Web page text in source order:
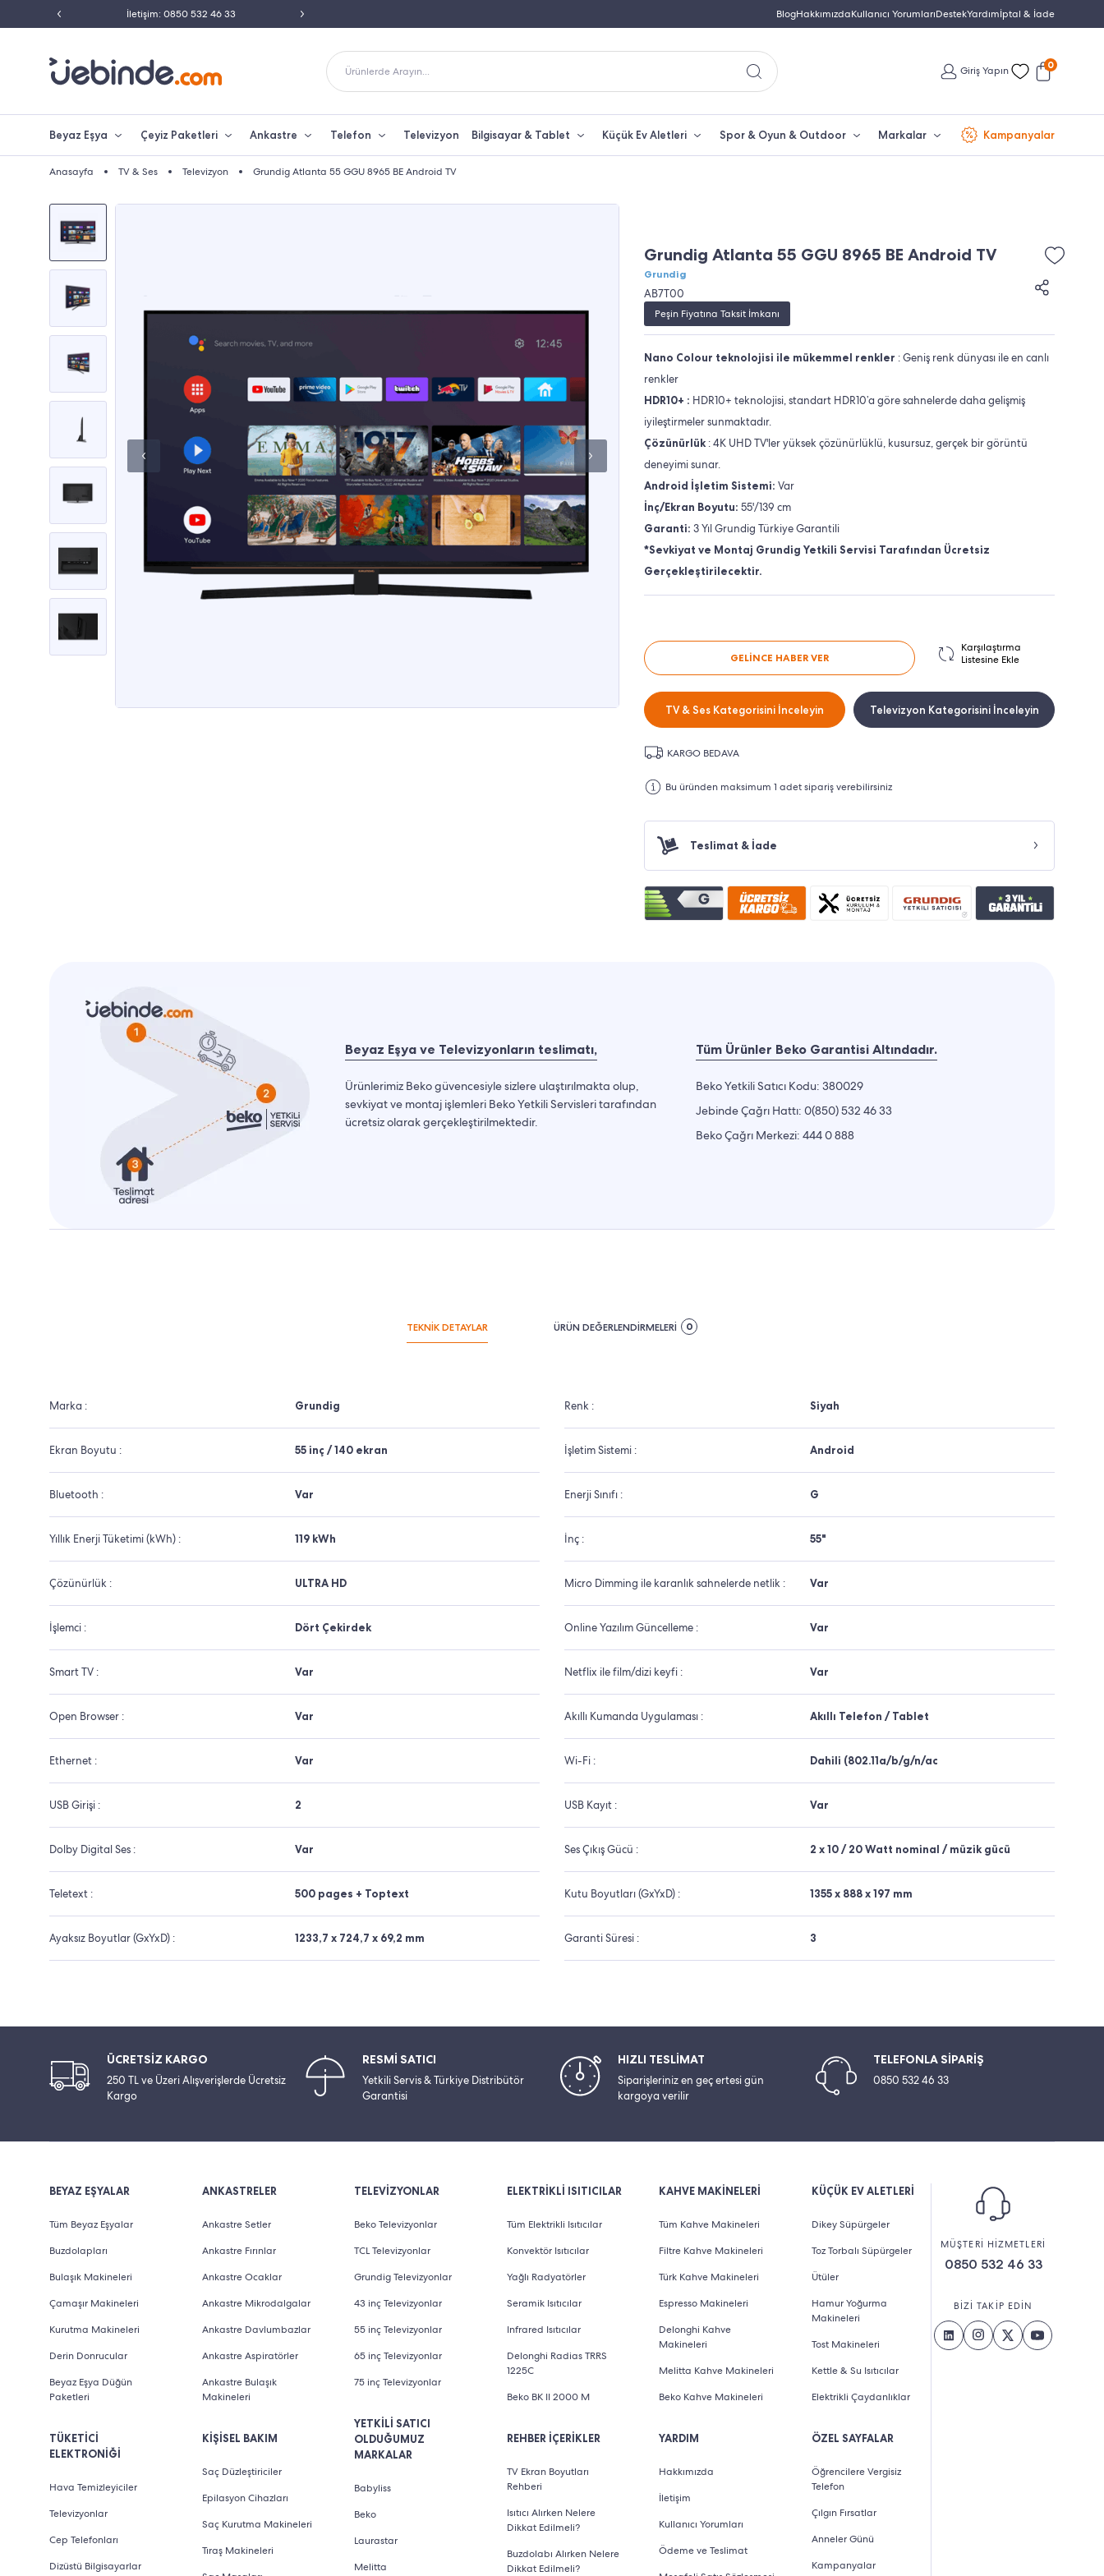
İletişim: 0850 532 46 33 Yetkili Servis & Türkiye Distribütör Garantisi Türkiye'nin En Büyük Beko
BlogHakkımızdaKullanıcı YorumlarıDestekYardımİptal & İade
Ürünlerde Arayın... Giriş Yapın 0
Beyaz Eşya Çeyiz Paketleri Ankastre Telefon Televizyon Bilgisayar & Tablet Küçük Ev Aletleri Spor & Oyun & Outdoor Markalar Kampanyalar
Anasayfa TV & Ses Televizyon Grundig Atlanta 55 GGU 8965 BE Android TV
Grundig Atlanta 55 GGU 8965 BE Android TV
Grundig
AB7T00
Peşin Fiyatına Taksit İmkanı
Nano Colour teknolojisi ile mükemmel renkler : Geniş renk dünyası ile en canlı
renkler
HDR10+ : HDR10+ teknolojisi, standart HDR10’a göre sahnelerde daha gelişmiş
iyileştirmeler sunmaktadır.
Çözünürlük: 4K UHD TV'ler yüksek çözünürlüklü, kusursuz, gerçek bir görüntü
deneyimi sunar.
Android İşletim Sistemi: Var
İnç/Ekran Boyutu: 55'/139 cm
Garanti: 3 Yıl Grundig Türkiye Garantili
*Sevkiyat ve Montaj Grundig Yetkili Servisi Tarafından Ücretsiz
Gerçekleştirilecektir.
GELİNCE HABER VER
Karşılaştırma
Listesine Ekle
TV & Ses Kategorisini İnceleyin Televizyon Kategorisini İnceleyin
KARGO BEDAVA
Bu üründen maksimum 1 adet sipariş verebilirsiniz
Teslimat & İade
Beyaz Eşya ve Televizyonların teslimatı,
Ürünlerimiz Beko güvencesiyle sizlere ulaştırılmakta olup,
sevkiyat ve montaj işlemleri Beko Yetkili Servisleri tarafından
ücretsiz olarak gerçekleştirilmektedir.
Tüm Ürünler Beko Garantisi Altındadır.
Beko Yetkili Satıcı Kodu: 380029
Jebinde Çağrı Hattı: 0(850) 532 46 33
Beko Çağrı Merkezi: 444 0 888
TEKNİK DETAYLAR ÜRÜN DEĞERLENDİRMELERİ 0
Marka : Grundig Renk : Siyah
Ekran Boyutu : 55 inç / 140 ekran İşletim Sistemi : Android
Bluetooth : Var Enerji Sınıfı : G
Yıllık Enerji Tüketimi (kWh) : 119 kWh İnç : 55"
Çözünürlük : ULTRA HD Micro Dimming ile karanlık sahnelerde netlik : Var
İşlemci : Dört Çekirdek Online Yazılım Güncelleme : Var
Smart TV : Var Netflix ile film/dizi keyfi : Var
Open Browser : Var Akıllı Kumanda Uygulaması : Akıllı Telefon / Tablet
Ethernet : Var Wi-Fi : Dahili (802.11a/b/g/n/ac
USB Girişi : 2 USB Kayıt : Var
Dolby Digital Ses : Var Ses Çıkış Gücü : 2 x 10 / 20 Watt nominal / müzik gücü
Teletext : 500 pages + Toptext Kutu Boyutları (GxYxD) : 1355 x 888 x 197 mm
Ayaksız Boyutlar (GxYxD) : 1233,7 x 724,7 x 69,2 mm Garanti Süresi : 3
ÜCRETSİZ KARGO
250 TL ve Üzeri Alışverişlerde Ücretsiz
Kargo
RESMİ SATICI
Yetkili Servis & Türkiye Distribütör
Garantisi
HIZLI TESLİMAT
Siparişleriniz en geç ertesi gün
kargoya verilir
TELEFONLA SİPARİŞ
0850 532 46 33
BEYAZ EŞYALAR
Tüm Beyaz Eşyalar
Buzdolapları
Bulaşık Makineleri
Çamaşır Makineleri
Kurutma Makineleri
Derin Donrucular
Beyaz Eşya Düğün
Paketleri
TÜKETİCİ
ELEKTRONİĞİ
Hava Temizleyiciler
Televizyonlar
Cep Telefonları
Dizüstü Bilgisayarlar
ANKASTRELER
Ankastre Setler
Ankastre Fırınlar
Ankastre Ocaklar
Ankastre Mikrodalgalar
Ankastre Davlumbazlar
Ankastre Aspiratörler
Ankastre Bulaşık
Makineleri
KİŞİSEL BAKIM
Saç Düzleştiriciler
Epilasyon Cihazları
Saç Kurutma Makineleri
Tıraş Makineleri
TELEVİZYONLAR
Beko Televizyonlar
TCL Televizyonlar
Grundig Televizyonlar
43 inç Televizyonlar
55 inç Televizyonlar
65 inç Televizyonlar
75 inç Televizyonlar
YETKİLİ SATICI
OLDUĞUMUZ
MARKALAR
Babyliss
Beko
Laurastar
Melitta
ELEKTRİKLİ ISITICILAR
Tüm Elektrikli Isıtıcılar
Konvektör Isıtıcılar
Yağlı Radyatörler
Seramik Isıtıcılar
Infrared Isıtıcılar
Delonghi Radias TRRS
1225C
Beko BK II 2000 M
REHBER İÇERİKLER
TV Ekran Boyutları
Rehberi
Isıtıcı Alırken Nelere
Dikkat Edilmeli?
Buzdolabı Alırken Nelere
Dikkat Edilmeli?
KAHVE MAKİNELERİ
Tüm Kahve Makineleri
Filtre Kahve Makineleri
Türk Kahve Makineleri
Espresso Makineleri
Delonghi Kahve
Makineleri
Melitta Kahve Makineleri
Beko Kahve Makineleri
YARDIM
Hakkımızda
İletişim
Kullanıcı Yorumları
Ödeme ve Teslimat
KÜÇÜK EV ALETLERİ
Dikey Süpürgeler
Toz Torbalı Süpürgeler
Ütüler
Hamur Yoğurma
Makineleri
Tost Makineleri
Kettle & Su Isıtıcılar
Elektrikli Çaydanlıklar
ÖZEL SAYFALAR
Öğrencilere Vergisiz
Telefon
Çılgın Fırsatlar
Anneler Günü
Kampanyalar
MÜŞTERİ HİZMETLERİ
0850 532 46 33
BİZİ TAKİP EDİN